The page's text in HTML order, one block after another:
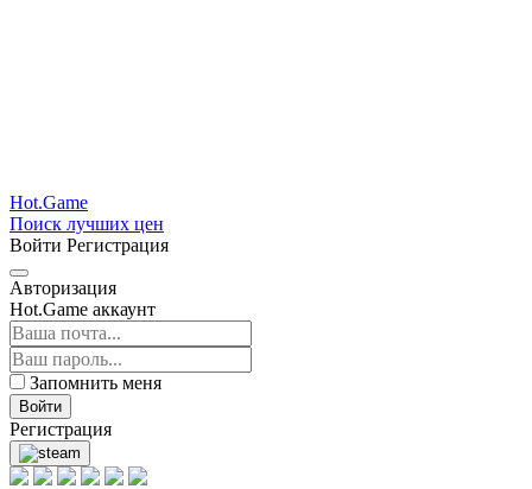
Hot.Game
Поиск лучших цен
Войти Регистрация
Авторизация
Hot.Game аккаунт
Запомнить меня
Войти
Регистрация